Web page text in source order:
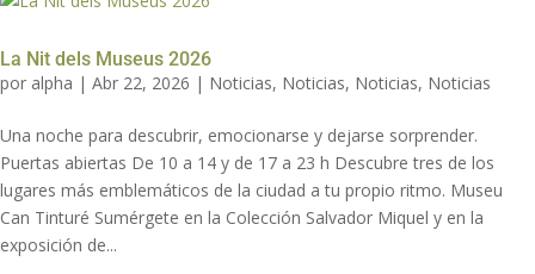
La Nit dels Museus 2026
por alpha | Abr 22, 2026 | Noticias, Noticias, Noticias, Noticias
Una noche para descubrir, emocionarse y dejarse sorprender.
Puertas abiertas De 10 a 14 y de 17 a 23 h Descubre tres de los
lugares más emblemáticos de la ciudad a tu propio ritmo. Museu
Can Tinturé Sumérgete en la Colección Salvador Miquel y en la
exposición de...